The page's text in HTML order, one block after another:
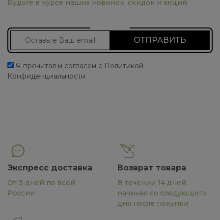
Будьте в курсе наших новинок, скидок и акций
Я прочитал и согласен с Политикой
Конфиденциальности
Экспресс доставка
От 3 дней по всей
России
Возврат товара
В течении 14 дней,
начиная со следующего
дня после покупки